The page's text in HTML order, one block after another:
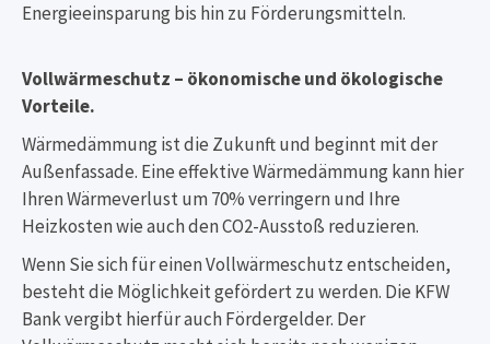
Energieeinsparung bis hin zu Förderungsmitteln.
Vollwärmeschutz – ökonomische und ökologische
Vorteile.
Wärmedämmung ist die Zukunft und beginnt mit der
Außenfassade. Eine effektive Wärmedämmung kann hier
Ihren Wärmeverlust um 70% verringern und Ihre
Heizkosten wie auch den CO2-Ausstoß reduzieren.
Wenn Sie sich für einen Vollwärmeschutz entscheiden,
besteht die Möglichkeit gefördert zu werden. Die KFW
Bank vergibt hierfür auch Fördergelder. Der